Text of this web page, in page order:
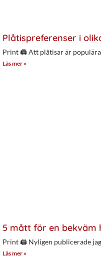
Plåtispreferenser i
Print 🖨 Att plåtisar är populära
Läs mer »
5 mått för en bekväm
Print 🖨 Nyligen publicerade
Läs mer »